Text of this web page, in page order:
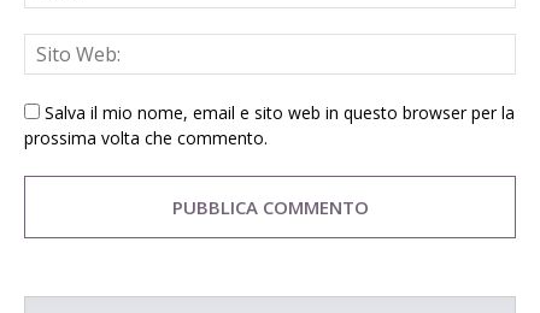
Salva il mio nome, email e sito web in questo browser per la
prossima volta che commento.